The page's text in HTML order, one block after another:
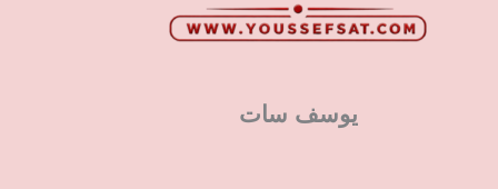
يوسف سات